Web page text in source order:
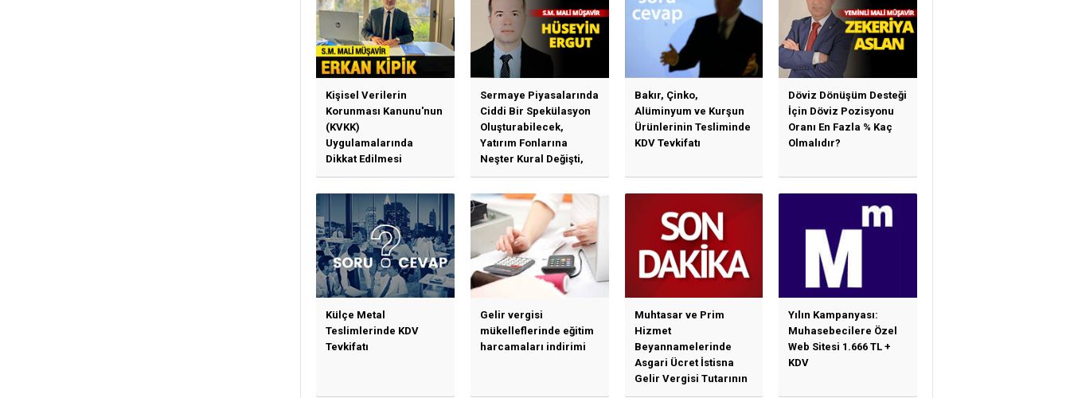
Kişisel Verilerin
Korunması Kanunu'nun
(KVKK)
Uygulamalarında
Dikkat Edilmesi
Gereken Özet Başlıklar
Sermaye Piyasalarında
Ciddi Bir Spekülasyon
Oluşturabilecek,
Yatırım Fonlarına
Neşter Kural Değişti,
SPK’dan Kritik Hamle
Haberlerine Sermaye
Piyasası Kurulundan
Yalanlama Ve Yerinde
Bir Açıklama Geldi
Bakır, Çinko,
Alüminyum ve Kurşun
Ürünlerinin Tesliminde
KDV Tevkifatı
Döviz Dönüşüm Desteği
İçin Döviz Pozisyonu
Oranı En Fazla % Kaç
Olmalıdır?
Külçe Metal
Teslimlerinde KDV
Tevkifatı
Gelir vergisi
mükelleflerinde eğitim
harcamaları indirimi
Muhtasar ve Prim
Hizmet
Beyannamelerinde
Asgari Ücret İstisna
Gelir Vergisi Tutarının
Güncellenmesine
Yılın Kampanyası:
Muhasebecilere Özel
Web Sitesi 1.666 TL +
KDV